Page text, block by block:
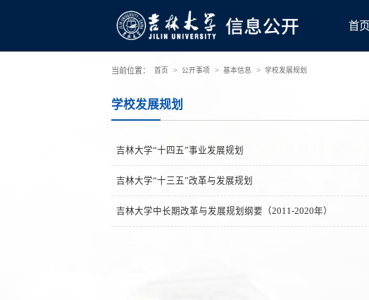
首页
当前位置： 首页 > 公开事项 > 基本信息 > 学校发展规划
学校发展规划
吉林大学“十四五”事业发展规划
吉林大学“十三五”改革与发展规划
吉林大学中长期改革与发展规划纲要（2011-2020年）